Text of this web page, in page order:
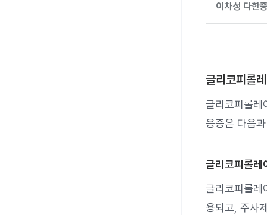
이차성 다한
글리코피롤
글리코피롤
응증은 다음
글리코피롤레
글리코피롤레
용되고, 주사